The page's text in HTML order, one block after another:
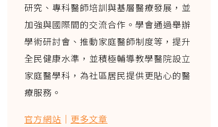
研究、專科醫師培訓與基層醫療發展，並
加強與國際間的交流合作。學會通過舉辦
學術研討會、推動家庭醫師制度等，提升
全民健康水準，並積極輔導教學醫院設立
家庭醫學科，為社區居民提供更貼心的醫
療服務。
官方網站 ｜ 更多文章